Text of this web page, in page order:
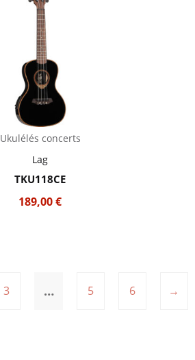
Ukulélés concerts
Lag
TKU118CE
189,00€
3 … 5 6 →